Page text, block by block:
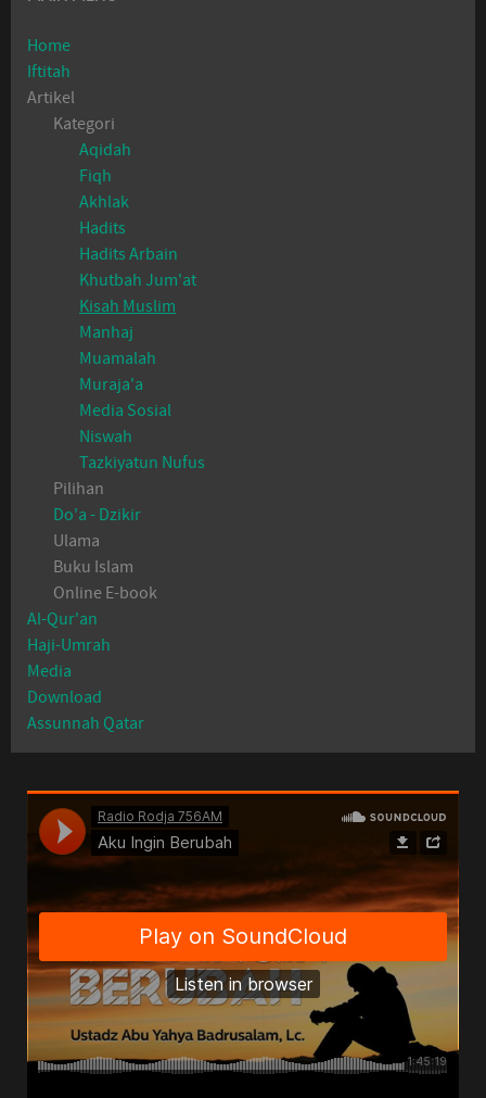
Home
Iftitah
Artikel
Kategori
Aqidah
Fiqh
Akhlak
Hadits
Hadits Arbain
Khutbah Jum'at
Kisah Muslim
Manhaj
Muamalah
Muraja'a
Media Sosial
Niswah
Tazkiyatun Nufus
Pilihan
Do'a - Dzikir
Ulama
Buku Islam
Online E-book
Al-Qur'an
Haji-Umrah
Media
Download
Assunnah Qatar